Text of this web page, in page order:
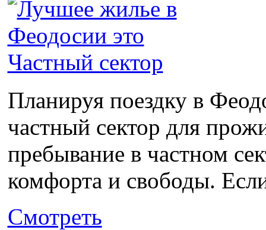
Планируя поездку в
частный сектор для
пребывание в частном
комфорта и свободы.
Смотреть